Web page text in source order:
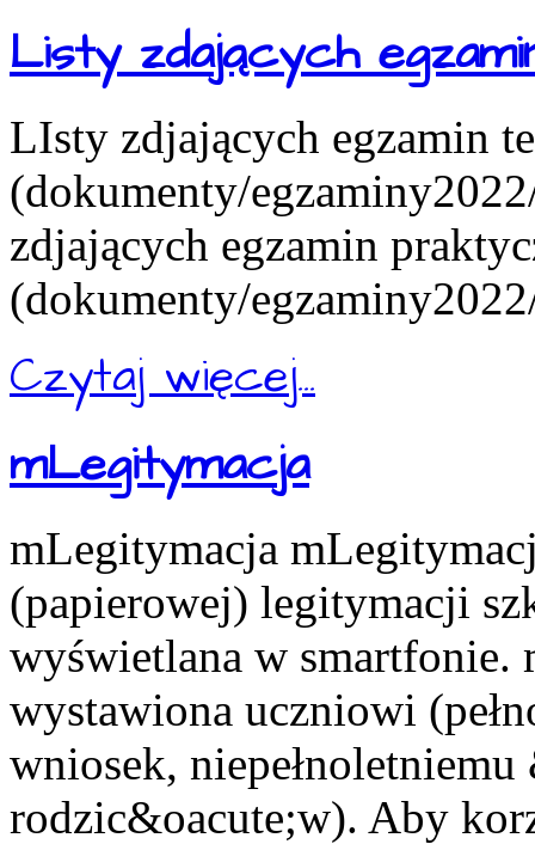
Listy zdających
LIsty zdjających egzamin
(dokumenty/
zdjających egzamin
(dokumenty/
Czytaj więcej...
mLegitymacja
mLegitymacja
(papierowej) legitymacji
wyświetlana w smartfonie.
wystawiona uczniowi
wniosek,
rodzic&oacute;w). Aby